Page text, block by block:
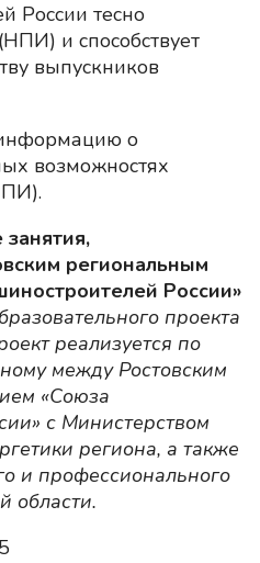
России тесно
и способствует
выпускников
о
возможностях
региональным
России»
проекта
реализуется по
между Ростовским
«Союза
с Министерством
региона, а также
и профессионального
области.